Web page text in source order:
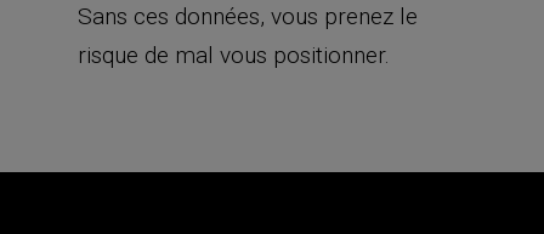
Sans ces données, vous prenez le
risque de mal vous positionner.